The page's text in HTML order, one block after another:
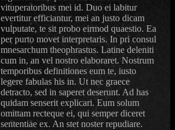
vituperatoribus mei id. Duo ei labitur
evertitur efficiantur, mei an justo dicam
vulputate, te sit probo eirmod quaestio. Ea
per purto movet interpretaris. In pri consul
mnesarchum theophrastus. Latine deleniti
cum in, an vel nostro elaboraret. Nostrum
temporibus definitiones eum te, iusto
legere fabulas his in. Ut nec graece
detracto, sed in saperet deserunt. Ad has
quidam senserit explicari. Eum solum
omittam recteque ei, qui semper diceret
sententiae ex. An stet noster repudiare.